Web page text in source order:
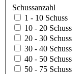
Schussanzahl
1 - 10 Schuss
10 - 20 Schuss
20 - 30 Schuss
30 - 40 Schuss
40 - 50 Schuss
50 - 75 Schuss